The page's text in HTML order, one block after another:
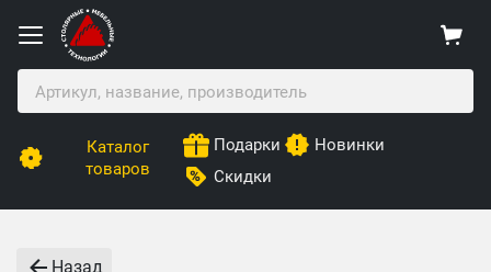
Каталог
товаров
Подарки
Новинки
Скидки
Назад